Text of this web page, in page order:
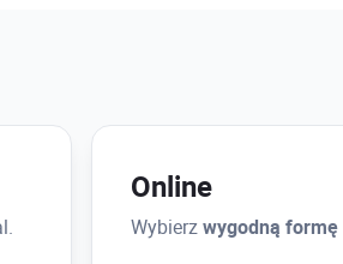
Online
Wybierzwygodną formę